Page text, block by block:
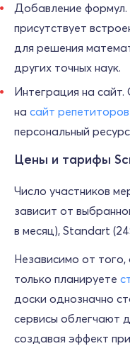
Добавление формул.
присутствует
для решения
других точных наук.
Интеграция на
на сайт репетиторов
персональный
Цены и тарифы
Число участников
зависит от
в месяц), Standart
Независимо от того,
только планируете
доски однозначно
сервисы облегчают
создавая эффект